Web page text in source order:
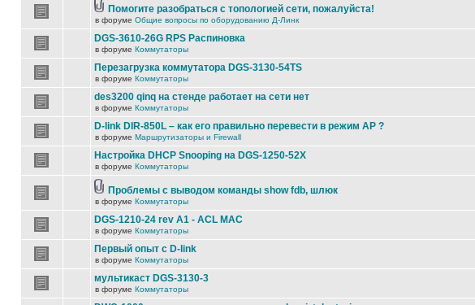
Помогите разобраться с топологией сети, пожалуйста!
в форуме Общие вопросы по оборудованию Д-Линк
DGS-3610-26G RPS Распиновка
в форуме Коммутаторы
Перезагрузка коммутатора DGS-3130-54TS
в форуме Коммутаторы
des3200 qinq на стенде работает на сети нет
в форуме Коммутаторы
D-link DIR-850L – как его правильно перевести в режим AP ?
в форуме Маршрутизаторы и Firewall
Настройка DHCP Snooping на DGS-1250-52X
в форуме Коммутаторы
Проблемы с выводом команды show fdb, шлюк
в форуме Коммутаторы
DGS-1210-24 rev A1 - ACL MAC
в форуме Коммутаторы
Первый опыт с D-link
в форуме Коммутаторы
мультикаст DGS-3130-3
в форуме Коммутаторы